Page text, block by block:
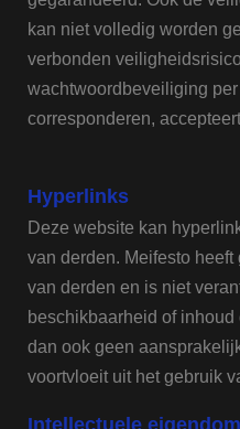
kan niet volledig worden
verbonden
wachtwoordbeveiliging
corresponderen,
Hyperlinks
Deze website kan
van derden. Meifesto
van derden en is niet
beschikbaarheid of
dan ook geen
voortvloeit uit het gebruik
Intellectuele